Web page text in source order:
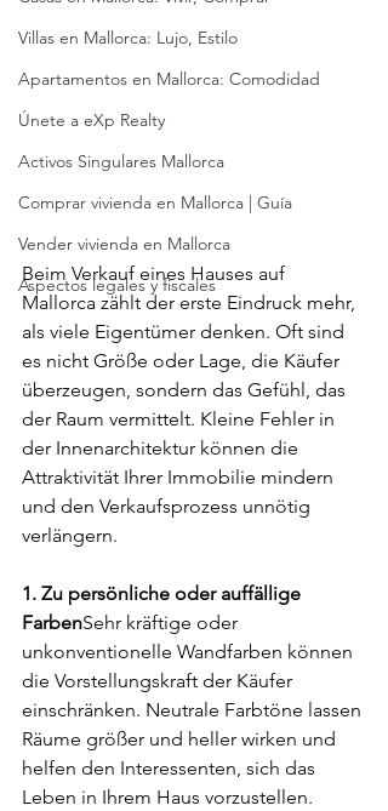
Villas en Mallorca: Lujo, Estilo
Apartamentos en Mallorca: Comodidad
Únete a eXp Realty
Activos Singulares Mallorca
Comprar vivienda en Mallorca | Guía
Vender vivienda en Mallorca
Aspectos legales y fiscales
Beim Verkauf eines Hauses auf
Mallorca zählt der erste Eindruck mehr,
als viele Eigentümer denken. Oft sind
es nicht Größe oder Lage, die Käufer
überzeugen, sondern das Gefühl, das
der Raum vermittelt. Kleine Fehler in
der Innenarchitektur können die
Attraktivität Ihrer Immobilie mindern
und den Verkaufsprozess unnötig
verlängern.
1. Zu persönliche oder auffällige
FarbenSehr kräftige oder
unkonventionelle Wandfarben können
die Vorstellungskraft der Käufer
einschränken. Neutrale Farbtöne lassen
Räume größer und heller wirken und
helfen den Interessenten, sich das
Leben in Ihrem Haus vorzustellen.